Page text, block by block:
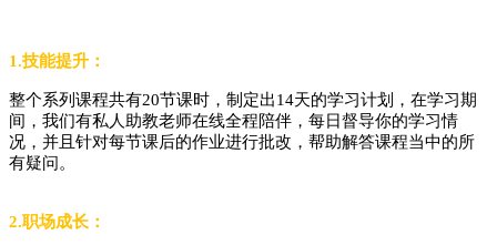
1.技能提升：
整个系列课程共有20节课时 ，制定出14天的学习计划，在学习期
间，我们有私人助教老师在线全程陪伴，每日督导你的学习情
况，并且针对每节课后的作业进行批改，帮助解答课程当中的所
有疑问。
2.职场成长：